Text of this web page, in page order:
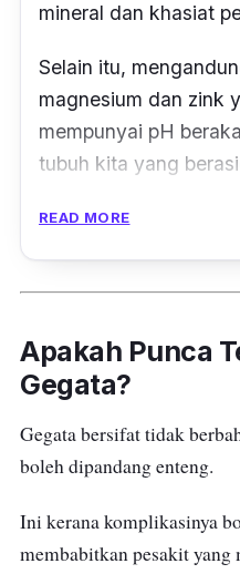
mineral dan khasiat
Selain itu,
magnesium dan zink
mempunyai pH
tubuh kita yang
Jadi boleh letak
hingga pekat
badan atau mandi
yang dibancuh ini.
READ MORE
Apakah Punca
Gegata?
Gegata bersifat tidak
boleh dipandang enteng.
Ini kerana komplikasinya
membabitkan pesakit yang